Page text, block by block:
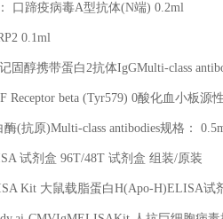
： 口蹄疫病毒A型抗体(N端) 0.2ml
0.1ml
固醇携带蛋白2抗体IgGMulti-class
Receptor beta (Tyr579) 0酸化血小板源
酶(抗原)Multi-class antibodies规格：
试剂盒 96T/48T 试剂盒 组装/原装
Kit 大鼠载脂蛋白H(Apo-H)ELISA试